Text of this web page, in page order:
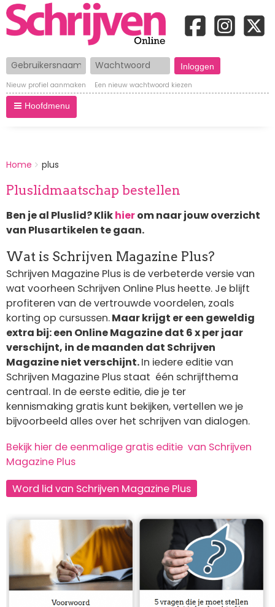
Gebruikersnaam Wachtwoord
Nieuw profiel aanmaken Een nieuw wachtwoord kiezen
Hoofdmenu
BREADCRUMBS
You
here:
Home plus
Pluslidmaatschap bestellen
Ben je al Pluslid? Klikhierom naar jouw overzicht
van Plusartikelen te gaan.
Wat is Schrijven Magazine Plus?
Schrijven Magazine Plus is de verbeterde versie van
wat voorheen Schrijven Online Plus heette. Je blijft
profiteren van de vertrouwde voordelen, zoals
korting op cursussen.Maar krijgt er een geweldig
extra bij: een Online Magazine dat 6 x per jaar
verschijnt, in de maanden dat Schrijven
Magazine niet verschijnt.In iedere editie van
Schrijven Magazine Plus staat één schrijfthema
centraal. In de eerste editie, die je ter
kennismaking gratis kunt bekijken, vertellen we je
bijvoorbeeld alles over het schrijven van dialogen.
Bekijk hier de eenmalige gratis editie van Schrijven
Magazine Plus
Word lid van Schrijven Magazine Plus
Afbeelding